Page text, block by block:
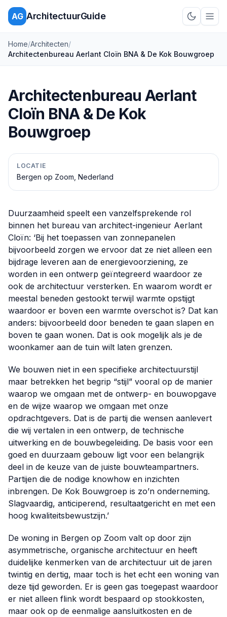
AG ArchitectuurGuide
Schakel
Home/Architecten/
Architectenbureau Aerlant Cloïn BNA & De Kok Bouwgroep
Architectenbureau Aerlant
Cloïn BNA & De Kok
Bouwgroep
LOCATIE
Bergen op Zoom, Nederland
Duurzaamheid speelt een vanzelfsprekende rol
binnen het bureau van architect-ingenieur Aerlant
Cloïn: ‘Bij het toepassen van zonnepanelen
bijvoorbeeld zorgen we ervoor dat ze niet alleen een
bijdrage leveren aan de energievoorziening, ze
worden in een ontwerp geïntegreerd waardoor ze
ook de architectuur versterken. En waarom wordt er
meestal beneden gestookt terwijl warmte opstijgt
waardoor er boven een warmte overschot is? Dat kan
anders: bijvoorbeeld door beneden te gaan slapen en
boven te gaan wonen. Dat is ook mogelijk als je de
woonkamer aan de tuin wilt laten grenzen.
We bouwen niet in een specifieke architectuurstijl
maar betrekken het begrip “stijl” vooral op de manier
waarop we omgaan met de ontwerp- en bouwopgave
en de wijze waarop we omgaan met onze
opdrachtgevers. Dat is de partij die wensen aanlevert
die wij vertalen in een ontwerp, de technische
uitwerking en de bouwbegeleiding. De basis voor een
goed en duurzaam gebouw ligt voor een belangrijk
deel in de keuze van de juiste bouwteampartners.
Partijen die de nodige knowhow en inzichten
inbrengen. De Kok Bouwgroep is zo’n onderneming.
Slagvaardig, anticiperend, resultaatgericht en met een
hoog kwaliteitsbewustzijn.’
De woning in Bergen op Zoom valt op door zijn
asymmetrische, organische architectuur en heeft
duidelijke kenmerken van de architectuur uit de jaren
twintig en dertig, maar toch is het echt een woning van
deze tijd geworden. Er is geen gas toegepast waardoor
er niet alleen flink wordt bespaard op stookkosten,
maar ook op de eenmalige aansluitkosten en de